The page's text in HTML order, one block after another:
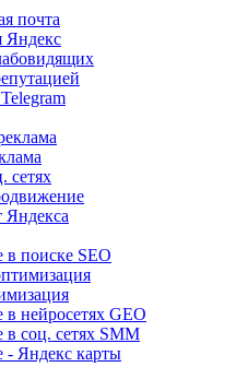
почта
Яндекс
сетях
Яндекса
поиске SEO
нейросетях GEO
соц. сетях SMM
Яндекс карты